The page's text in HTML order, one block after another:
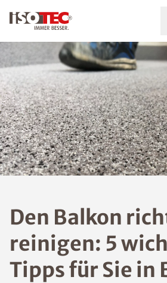
Den Balkon
reinigen: 5
Tipps für Sie in